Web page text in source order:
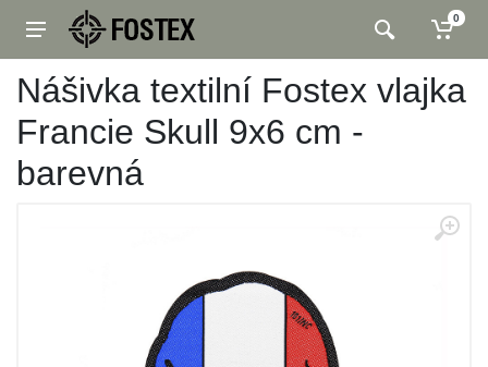
0
Nášivka textilní Fostex vlajka
Francie Skull 9x6 cm -
barevná